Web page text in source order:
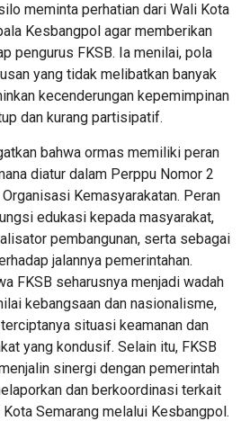
meminta perhatian dari Wali Kota
Kesbangpol agar memberikan
pengurus FKSB. Ia menilai, pola
yang tidak melibatkan banyak
kecenderungan kepemimpinan
dan kurang partisipatif.
bahwa ormas memiliki peran
diatur dalam Perppu Nomor 2
Kemasyarakatan. Peran
edukasi kepada masyarakat,
pembangunan, serta sebagai
jalannya pemerintahan.
FKSB seharusnya menjadi wadah
kebangsaan dan nasionalisme,
situasi keamanan dan
yang kondusif. Selain itu, FKSB
sinergi dengan pemerintah
dan berkoordinasi terkait
Semarang melalui Kesbangpol.